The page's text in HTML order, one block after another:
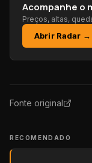
Acompanhe o
Preços, altas,
Abrir Radar →
Fonte original
RECOMENDADO